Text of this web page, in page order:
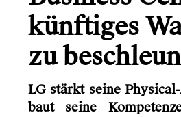
künftiges
zu
LG stärkt seine
baut seine